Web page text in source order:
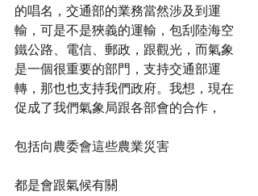
的唱名，交通部的業務當然涉及到運
輸，可是不是狹義的運輸，包刮陸海空
鐵公路、電信、郵政，跟觀光，而氣象
是一個很重要的部門，支持交通部運
轉，那也也支持我們政府。我想，現在
促成了我們氣象局跟各部會的合作，
包括向農委會這些農業災害
都是會跟氣候有關